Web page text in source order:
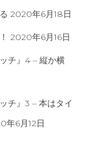
2020年6月18日
2020年6月16日
チ』4 – 縦か横
チ』3 – 本はタイ
年6月12日